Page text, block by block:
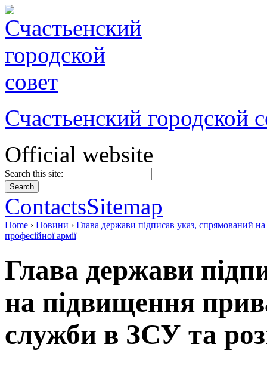
Счастьенский городской
Official website
Search this site:
ContactsSitemap
Home › Новини › Глава держави підписав указ, спрямований
професійної армії
Глава держави
на підвищення
служби в ЗСУ та